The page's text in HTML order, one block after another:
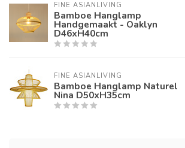
FINE ASIANLIVING
Bamboe Hanglamp
Handgemaakt - Oaklyn
D46xH40cm
FINE ASIANLIVING
Bamboe Hanglamp Naturel
Nina D50xH35cm